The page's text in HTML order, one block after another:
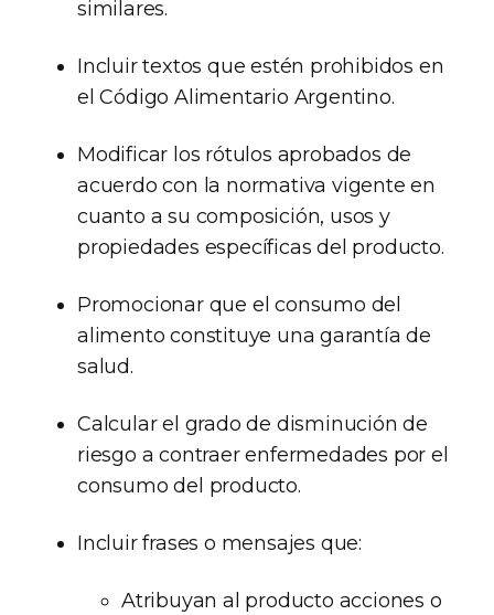
similares.
Incluir textos que estén prohibidos en
el Código Alimentario Argentino.
Modificar los rótulos aprobados de
acuerdo con la normativa vigente en
cuanto a su composición, usos y
propiedades específicas del producto.
Promocionar que el consumo del
alimento constituye una garantía de
salud.
Calcular el grado de disminución de
riesgo a contraer enfermedades por el
consumo del producto.
Incluir frases o mensajes que:
Atribuyan al producto acciones o